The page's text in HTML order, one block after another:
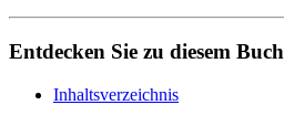
Entdecken Sie zu diesem Buch
Inhaltsverzeichnis